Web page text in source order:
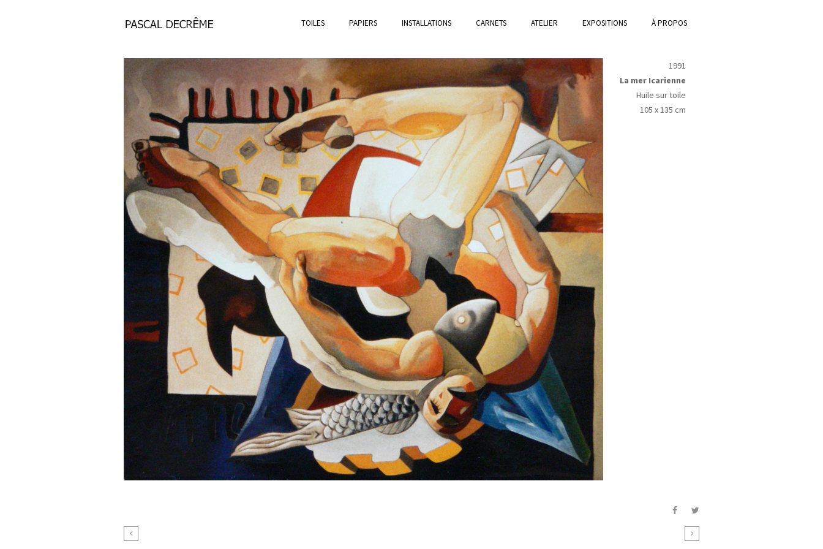
TOILES PAPIERS INSTALLATIONS CARNETS ATELIER EXPOSITIONS À PROPOS
1991
La mer Icarienne
Huile sur toile
105 x 135 cm